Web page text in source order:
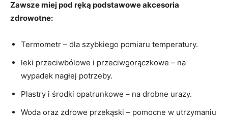
Zawsze miej pod ręką podstawowe akcesoria
‍zdrowotne:
Termometr ‌– dla ⁣szybkiego ‌pomiaru temperatury.
leki przeciwbólowe i przeciwgorączkowe – na
‍wypadek nagłej potrzeby.
Plastry i środki opatrunkowe ‍– na drobne ⁣urazy.
Woda‍ oraz⁢ zdrowe przekąski – pomocne w⁣ utrzymaniu